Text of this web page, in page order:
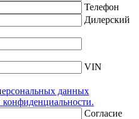
Телефон
Дилерский
VIN
данных
Согласие